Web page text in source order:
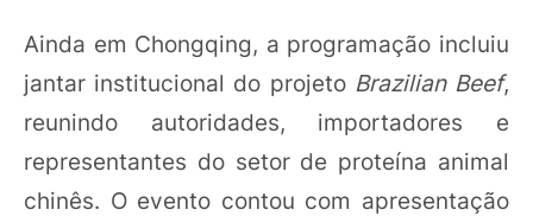
Ainda em Chongqing, a programação incluiu
jantar institucional do projeto Brazilian Beef,
reunindo autoridades, importadores e
representantes do setor de proteína animal
chinês. O evento contou com apresentação